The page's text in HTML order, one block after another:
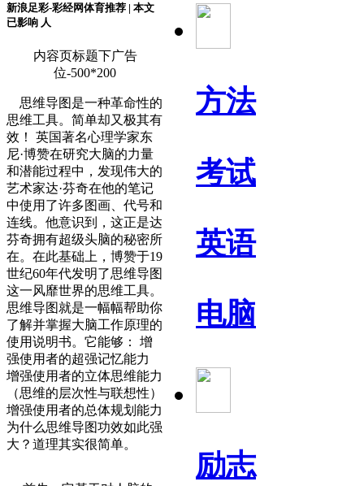
方法
考试
英语
电脑
励志
新浪足彩-彩经网体育推荐 | 本文
已影响 人
内容页标题下广告
位-500*200
思维导图是一种革命性的
思维工具。简单却又极其有
效！ 英国著名心理学家东
尼·博赞在研究大脑的力量
和潜能过程中，发现伟大的
艺术家达·芬奇在他的笔记
中使用了许多图画、代号和
连线。他意识到，这正是达
芬奇拥有超级头脑的秘密所
在。在此基础上，博赞于19
世纪60年代发明了思维导图
这一风靡世界的思维工具。
思维导图就是一幅幅帮助你
了解并掌握大脑工作原理的
使用说明书。它能够： 增
强使用者的超强记忆能力
增强使用者的立体思维能力
（思维的层次性与联想性）
增强使用者的总体规划能力
为什么思维导图功效如此强
大？道理其实很简单。